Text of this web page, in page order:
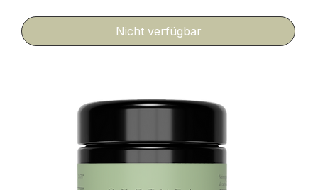
Nicht verfügbar